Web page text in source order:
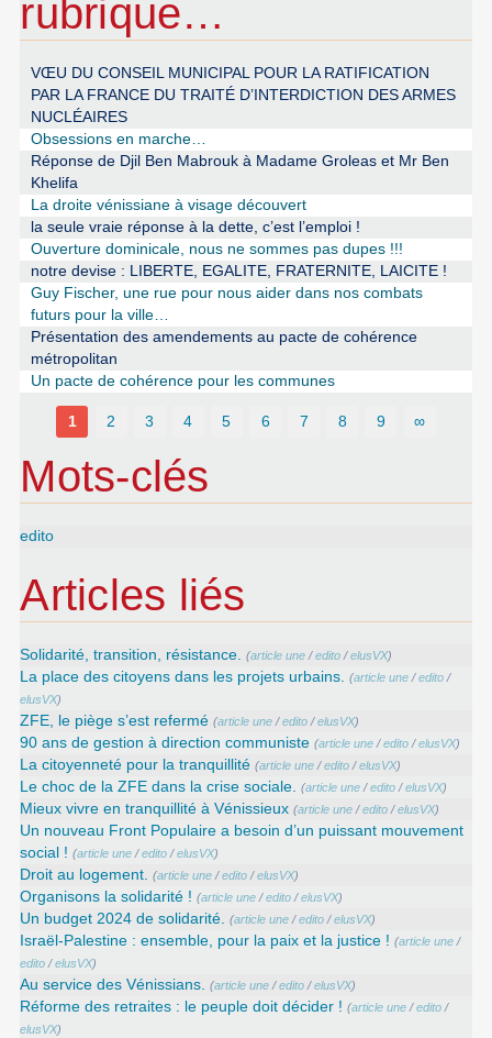
rubrique…
VŒU DU CONSEIL MUNICIPAL POUR LA RATIFICATION
PAR LA FRANCE DU TRAITÉ D’INTERDICTION DES ARMES
NUCLÉAIRES
Obsessions en marche…
Réponse de Djil Ben Mabrouk à Madame Groleas et Mr Ben
Khelifa
La droite vénissiane à visage découvert
la seule vraie réponse à la dette, c’est l’emploi !
Ouverture dominicale, nous ne sommes pas dupes !!!
notre devise : LIBERTE, EGALITE, FRATERNITE, LAICITE !
Guy Fischer, une rue pour nous aider dans nos combats
futurs pour la ville…
Présentation des amendements au pacte de cohérence
métropolitan
Un pacte de cohérence pour les communes
1 2 3 4 5 6 7 8 9 ∞
Mots-clés
edito
Articles liés
Solidarité, transition, résistance. (article une /edito /elusVX)
La place des citoyens dans les projets urbains. (article une /edito /
elusVX)
ZFE, le piège s’est refermé (article une /edito /elusVX)
90 ans de gestion à direction communiste (article une /edito /elusVX)
La citoyenneté pour la tranquillité (article une /edito /elusVX)
Le choc de la ZFE dans la crise sociale. (article une /edito /elusVX)
Mieux vivre en tranquillité à Vénissieux (article une /edito /elusVX)
Un nouveau Front Populaire a besoin d’un puissant mouvement
social ! (article une /edito /elusVX)
Droit au logement. (article une /edito /elusVX)
Organisons la solidarité ! (article une /edito /elusVX)
Un budget 2024 de solidarité. (article une /edito /elusVX)
Israël-Palestine : ensemble, pour la paix et la justice ! (article une /
edito /elusVX)
Au service des Vénissians. (article une /edito /elusVX)
Réforme des retraites : le peuple doit décider ! (article une /edito /
elusVX)